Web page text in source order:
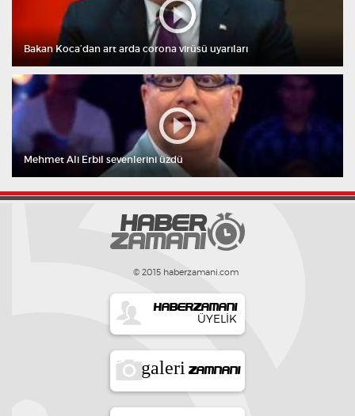
Bakan Koca’dan art arda corona virüsü uyarıları
Mehmet Ali Erbil sevenlerini üzdü
© 2015 haberzamani.com
HABERZAMANI
ÜYELIK
galeri ZAMNANI